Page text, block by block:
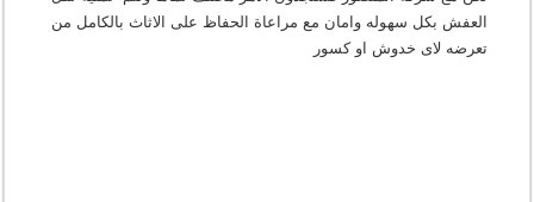
العفش بكل سهوله وامان مع مراعاة الحفاظ على الاثاث بالكامل من
تعرضه لاى خدوش او كسور